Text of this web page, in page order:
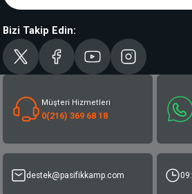
Bizi Takip Edin:
Müşteri Hizmetleri
0(216) 369 68 18
destek@pasifikkamp.com